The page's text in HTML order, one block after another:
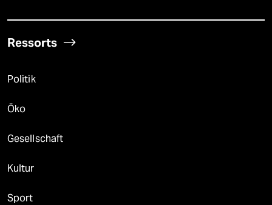
Ressorts
Politik
Öko
Gesellschaft
Kultur
Sport